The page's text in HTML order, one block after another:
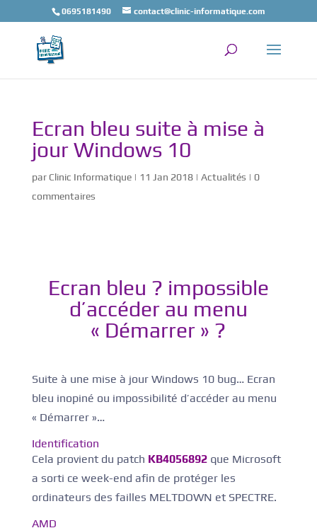
0695181490 contact@clinic-informatique.com
Ecran bleu suite à mise à
jour Windows 10
par Clinic Informatique| 11 Jan 2018| Actualités | 0
commentaires
Ecran bleu ? impossible
d’accéder au menu
« Démarrer » ?
Suite à une mise à jour Windows 10 bug… Ecran
bleu inopiné ou impossibilité d’accéder au menu
« Démarrer »…
Identification
Cela provient du patch KB4056892 que Microsoft
a sorti ce week-end afin de protéger les
ordinateurs des failles MELTDOWN et SPECTRE.
AMD